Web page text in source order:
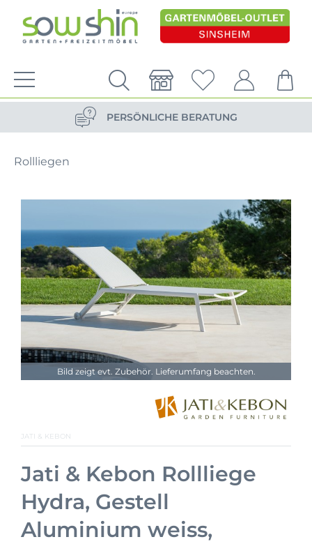
VERSANDKOSTENFREIE LIEFERUNG
PERSÖNLICHE BERATUNG
PERSÖNLICHE BERATUNG
Rollliegen
Bild zeigt evt. Zubehör. Lieferumfang beachten.
JATI & KEBON
Jati & Kebon Rollliege
Hydra, Gestell
Aluminium weiss,